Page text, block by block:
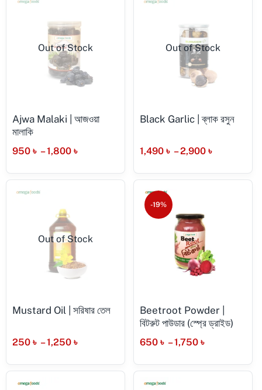
Out of Stock
Ajwa Malaki | আজওয়া
মালাকি
950 ৳ – 1,800 ৳
Out of Stock
Black Garlic | ব্লাক রসুন
1,490 ৳ – 2,900 ৳
Out of Stock
Mustard Oil | সরিষার তেল
250 ৳ – 1,250 ৳
-19%
Beetroot Powder |
বিটরুট পাউডার (স্প্রে ড্রাইড)
650 ৳ – 1,750 ৳